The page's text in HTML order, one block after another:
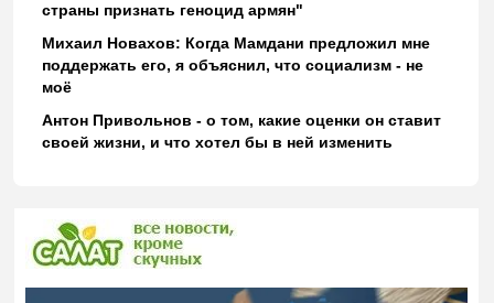
страны признать геноцид армян"
Михаил Новахов: Когда Мамдани предложил мне
поддержать его, я объяснил, что социализм - не
моё
Антон Привольнов - о том, какие оценки он ставит
своей жизни, и что хотел бы в ней изменить